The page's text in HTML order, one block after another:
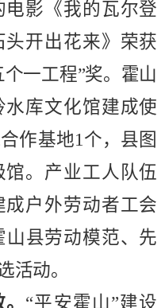
影《我的瓦尔登
头开出花来》荣获
个一工程”奖。霍山
库文化馆建成使
作基地1个，县图
。产业工人队伍
户外劳动者工会
山县劳动模范、先
活动。
“平安霍山”建设